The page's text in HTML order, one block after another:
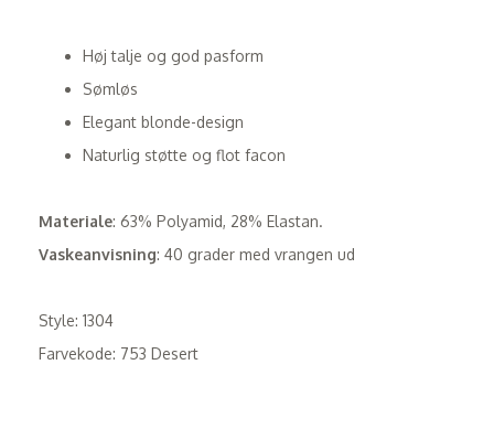
Høj talje og god pasform
Sømløs
Elegant blonde-design
Naturlig støtte og flot facon
Materiale: 63% Polyamid, 28% Elastan.
Vaskeanvisning: 40 grader med vrangen ud
Style: 1304
Farvekode: 753 Desert